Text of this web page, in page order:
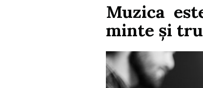
Muzica
minte și